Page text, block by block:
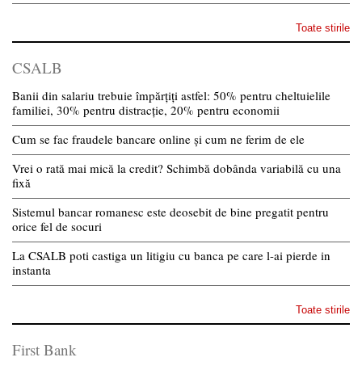
Toate stirile
CSALB
Banii din salariu trebuie împărțiți astfel: 50% pentru cheltuielile
familiei, 30% pentru distracție, 20% pentru economii
Cum se fac fraudele bancare online și cum ne ferim de ele
Vrei o rată mai mică la credit? Schimbă dobânda variabilă cu una
fixă
Sistemul bancar romanesc este deosebit de bine pregatit pentru
orice fel de socuri
La CSALB poti castiga un litigiu cu banca pe care l-ai pierde in
instanta
Toate stirile
First Bank